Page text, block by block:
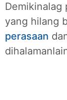
Demikinalag
yang hilang
perasaan